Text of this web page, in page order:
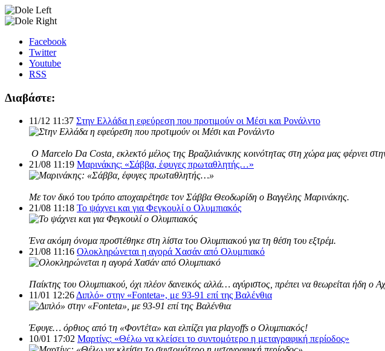
Facebook
Twitter
Youtube
RSS
Διαβάστε:
11/12 11:37 Στην Ελλάδα η εφεύρεση που προτιμούν οι Μέσι και Ρονάλντο
Ο Marcelo Da Costa, εκλεκτό μέλος της Βραζιλιάνικης κοινότητας στη χώρα μας φέρνει
21/08 11:19 Μαρινάκης: «Σάββα, έφυγες πρωταθλητής…»
Με τον δικό του τρόπο αποχαιρέτησε τον Σάββα Θεοδωρίδη ο Βαγγέλης Μαρινάκης.
21/08 11:18 Το ψάχνει και για Φεγκουλί ο Ολυμπιακός
Ένα ακόμη όνομα προστέθηκε στη λίστα του Ολυμπιακού για τη θέση του εξτρέμ.
21/08 11:16 Ολοκληρώνεται η αγορά Χασάν από Ολυμπιακό
Παίκτης του Ολυμπιακού, όχι πλέον δανεικός αλλά… αγύριστος, πρέπει να θεωρείται ήδη ο
11/01 12:26Διπλό» στην «Fonteta», με 93-91 επί της Βαλένθια
Έφυγε… όρθιος από τη «Φοντέτα» και ελπίζει για playoffs ο Ολυμπιακός!
10/01 17:02 Μαρτίνς: «Θέλω να κλείσει το συντομότερο η μεταγραφική περίοδος»